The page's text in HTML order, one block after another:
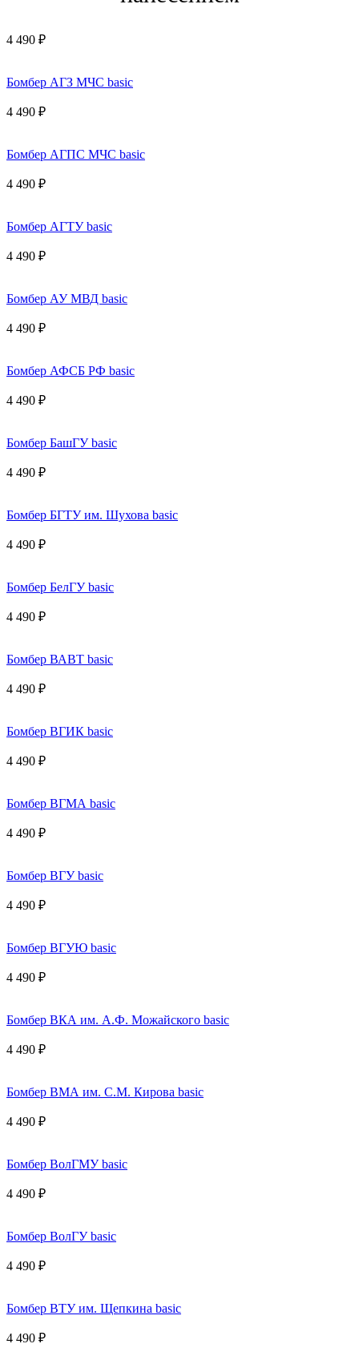
4 490 ₽
Бомбер АГЗ МЧС basic
4 490 ₽
Бомбер АГПС МЧС basic
4 490 ₽
Бомбер АГТУ basic
4 490 ₽
Бомбер АУ МВД basic
4 490 ₽
Бомбер АФСБ РФ basic
4 490 ₽
Бомбер БашГУ basic
4 490 ₽
Бомбер БГТУ им. Шухова basic
4 490 ₽
Бомбер БелГУ basic
4 490 ₽
Бомбер ВАВТ basic
4 490 ₽
Бомбер ВГИК basic
4 490 ₽
Бомбер ВГМА basic
4 490 ₽
Бомбер ВГУ basic
4 490 ₽
Бомбер ВГУЮ basic
4 490 ₽
Бомбер ВКА им. А.Ф. Можайского basic
4 490 ₽
Бомбер ВМА им. С.М. Кирова basic
4 490 ₽
Бомбер ВолГМУ basic
4 490 ₽
Бомбер ВолГУ basic
4 490 ₽
Бомбер ВТУ им. Щепкина basic
4 490 ₽